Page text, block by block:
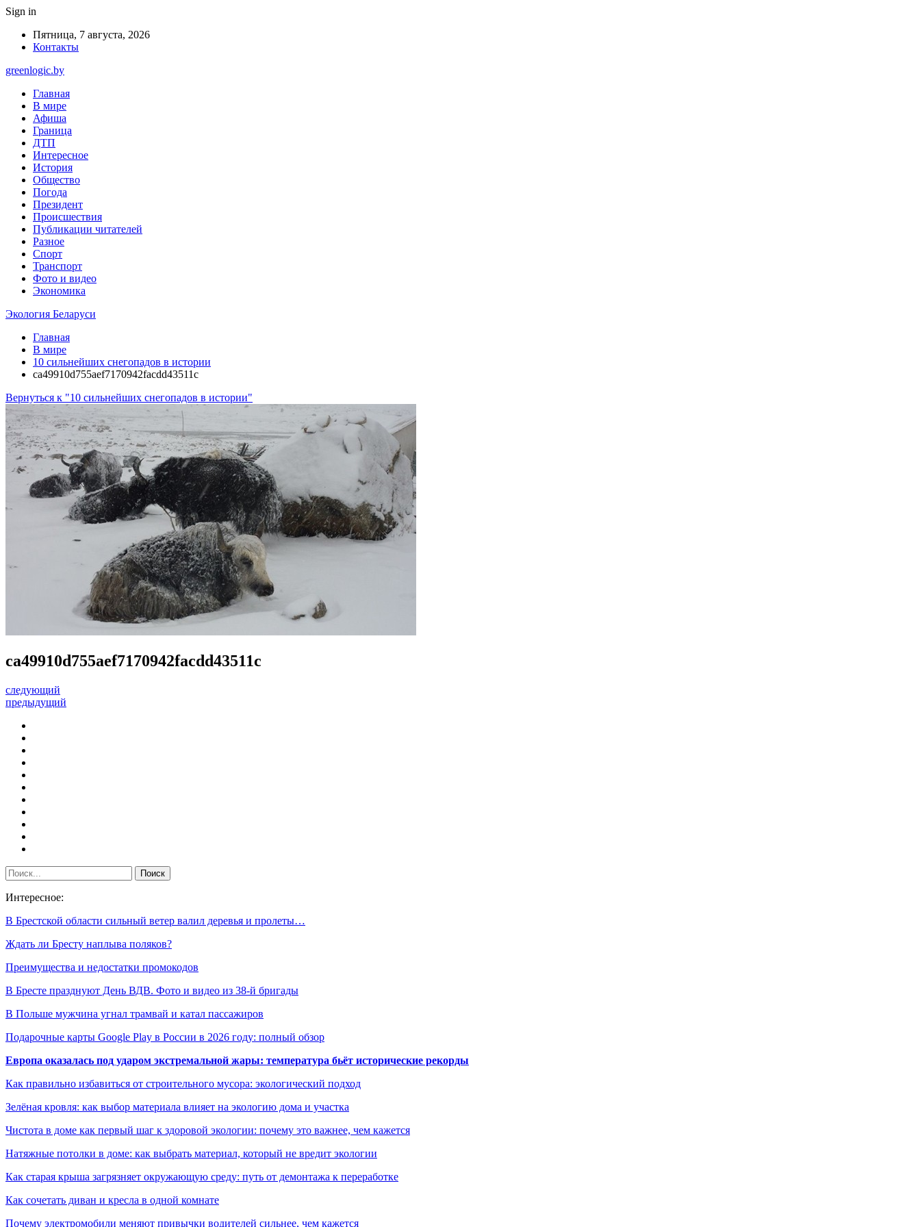
Sign in
Пятница, 7 августа, 2026
Контакты
greenlogic.by
Главная
В мире
Афиша
Граница
ДТП
Интересное
История
Общество
Погода
Президент
Происшествия
Публикации читателей
Разное
Спорт
Транспорт
Фото и видео
Экономика
Экология Беларуси
Главная
В мире
10 сильнейших снегопадов в истории
ca49910d755aef7170942facdd43511c
Вернуться к "10 сильнейших снегопадов в истории"
ca49910d755aef7170942facdd43511c
следующий
предыдущий
Интересное:
В Брестской области сильный ветер валил деревья и пролеты…
Ждать ли Бресту наплыва поляков?
Преимущества и недостатки промокодов
В Бресте празднуют День ВДВ. Фото и видео из 38-й бригады
В Польше мужчина угнал трамвай и катал пассажиров
Подарочные карты Google Play в России в 2026 году: полный обзор
Европа оказалась под ударом экстремальной жары: температура бьёт исторические рекорды
Как правильно избавиться от строительного мусора: экологический подход
Зелёная кровля: как выбор материала влияет на экологию дома и участка
Чистота в доме как первый шаг к здоровой экологии: почему это важнее, чем кажется
Натяжные потолки в доме: как выбрать материал, который не вредит экологии
Как старая крыша загрязняет окружающую среду: путь от демонтажа к переработке
Как сочетать диван и кресла в одной комнате
Почему электромобили меняют привычки водителей сильнее, чем кажется